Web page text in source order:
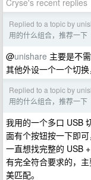
Cryse's recent replies
Replied to a topic by
用的什么组合，推荐一下
@unishare 主要是不
其他外设一个一个切
Replied to a topic by
用的什么组合，推荐一下
我用的一个多口 USB
面有个按钮按一下即可
一直想找完整的 USB
有完全符合要求的，
美匹配。